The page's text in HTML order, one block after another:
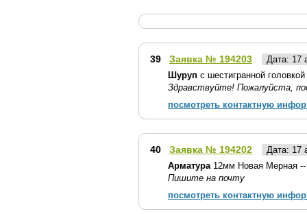
39 Заявка № 194203
Дата: 17
Шуруп с шестигранной
Здравствуйте! Пожалуйста,
посмотреть контактную
40 Заявка № 194202
Дата: 17
Арматура 12мм Новая Мерная --
Пишите на почту
посмотреть контактную